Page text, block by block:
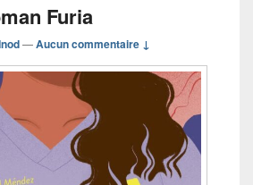
Furia
—Aucun commentaire ↓